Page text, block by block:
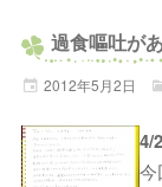
過食嘔吐が
2012年5月2日
4/
今